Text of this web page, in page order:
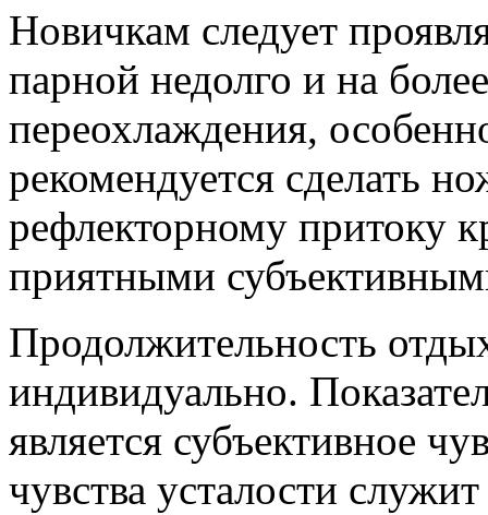
Новичкам следует
парной недолго и на
переохлаждения,
рекомендуется сделать
рефлекторному притоку
приятными
Продолжительность
индивидуально.
является субъективное
чувства усталости